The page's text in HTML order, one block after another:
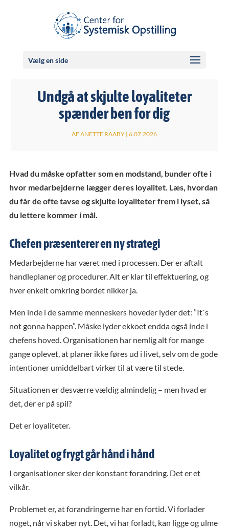
Vælg en side
Undgå at skjulte loyaliteter
spænder ben for dig
AFANETTE RAABY |6.07.2026
Hvad du måske opfatter som en modstand, bunder ofte i
hvor medarbejderne lægger deres loyalitet. Læs, hvordan
du får de ofte tavse og skjulte loyaliteter frem i lyset, så
du lettere kommer i mål.
Chefen præsenterer en ny strategi
Medarbejderne har været med i processen. Der er aftalt
handleplaner og procedurer. Alt er klar til effektuering, og
hver enkelt omkring bordet nikker ja.
Men inde i de samme menneskers hoveder lyder det: ”It´s
not gonna happen”. Måske lyder ekkoet endda også inde i
chefens hoved. Organisationen har nemlig alt for mange
gange oplevet, at planer ikke føres ud i livet, selv om de gode
intentioner umiddelbart virker til at være til stede.
Situationen er desværre vældig almindelig – men hvad er
det, der er på spil?
Det er loyaliteter.
Loyalitet og frygt går hånd i hånd
I organisationer sker der konstant forandring. Det er et
vilkår.
Problemet er, at forandringerne har en fortid. Vi forlader
noget, når vi skaber nyt. Det, vi har forladt, kan ligge og ulme